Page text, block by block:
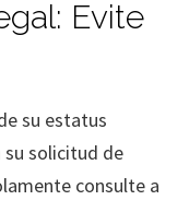
Evite
su estatus
solicitud de
consulte a